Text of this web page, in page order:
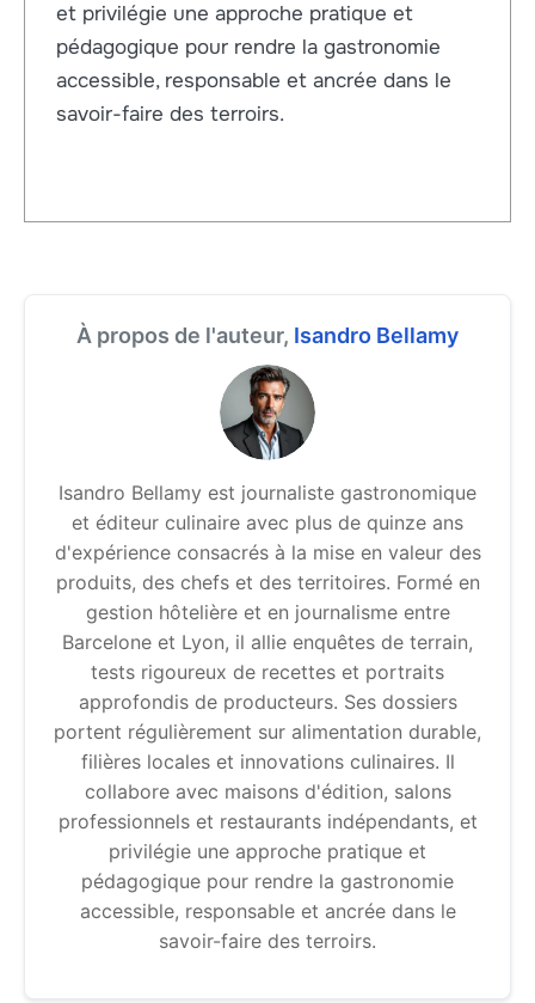
et privilégie une approche pratique et
pédagogique pour rendre la gastronomie
accessible, responsable et ancrée dans le
savoir-faire des terroirs.
À propos de l'auteur, Isandro Bellamy
Isandro Bellamy est journaliste gastronomique
et éditeur culinaire avec plus de quinze ans
d'expérience consacrés à la mise en valeur des
produits, des chefs et des territoires. Formé en
gestion hôtelière et en journalisme entre
Barcelone et Lyon, il allie enquêtes de terrain,
tests rigoureux de recettes et portraits
approfondis de producteurs. Ses dossiers
portent régulièrement sur alimentation durable,
filières locales et innovations culinaires. Il
collabore avec maisons d'édition, salons
professionnels et restaurants indépendants, et
privilégie une approche pratique et
pédagogique pour rendre la gastronomie
accessible, responsable et ancrée dans le
savoir-faire des terroirs.